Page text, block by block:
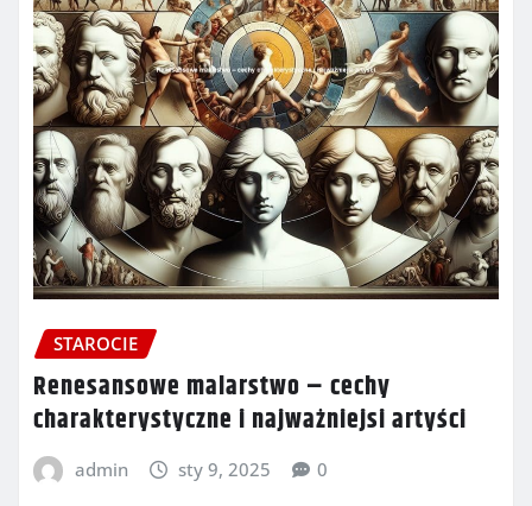
STAROCIE
Renesansowe malarstwo – cechy
charakterystyczne i najważniejsi artyści
admin sty 9, 2025 0